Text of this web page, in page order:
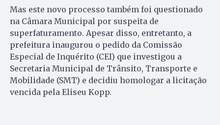
Mas este novo processo também foi questionado
na Câmara Municipal por suspeita de
superfaturamento. Apesar disso, entretanto, a
prefeitura inaugurou o pedido da Comissão
Especial de Inquérito (CEI) que investigou a
Secretaria Municipal de Trânsito, Transporte e
Mobilidade (SMT) e decidiu homologar a licitação
vencida pela Eliseu Kopp.